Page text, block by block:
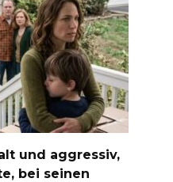
und aggressiv,
bei seinen